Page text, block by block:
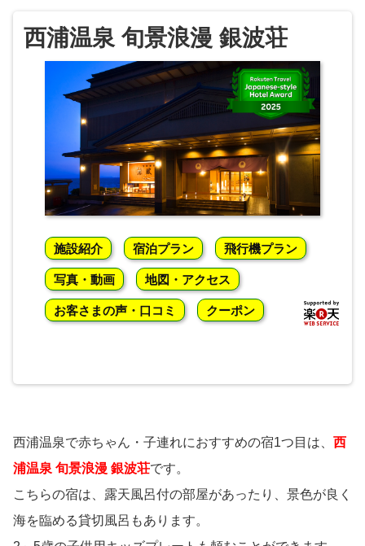
西浦温泉 旬景浪漫 銀波荘
施設紹介 宿泊プラン 飛行機プラン
写真・動画 地図・アクセス
お客さまの声・口コミ クーポン
西浦温泉で赤ちゃん・子連れにおすすめの宿1つ目は、 西
浦温泉 旬景浪漫 銀波荘です。
こちらの宿は、露天風呂付の部屋があったり、景色が良く
海を臨める貸切風呂もあります。